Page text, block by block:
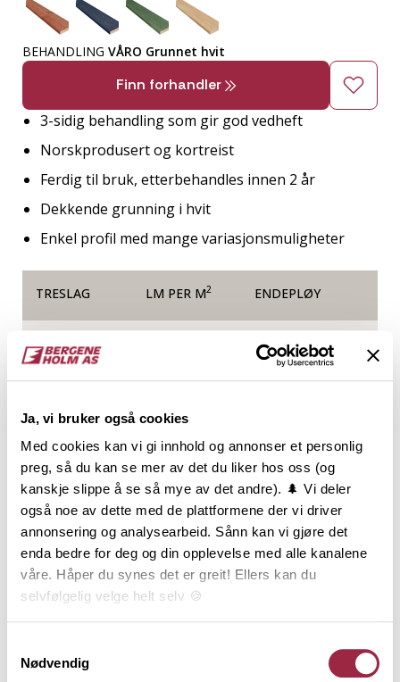
Ja, vi bruker også cookies
Med cookies kan vi gi innhold og annonser et personlig
preg, så du kan se mer av det du liker hos oss (og
kanskje slippe å se så mye av det andre). 🌲 Vi deler
også noe av dette med de plattformene der vi driver
annonsering og analysearbeid. Sånn kan vi gjøre det
enda bedre for deg og din opplevelse med alle kanalene
våre. Håper du synes det er greit! Ellers kan du
selvfølgelig velge helt selv 🍪
Nødvendig
BEHANDLING VÅRO Grunnet hvit
Finn forhandler
3-sidig behandling som gir god vedheft
Norskprodusert og kortreist
Ferdig til bruk, etterbehandles innen 2 år
Dekkende grunning i hvit
Enkel profil med mange variasjonsmuligheter
TRESLAG LM PER M2 ENDEPLØY
Gran
50403235
Produktinformasjon
Rektangulær kledning, ofte kalt
tømmermannskledning, har en utbredt tradisjon, og
er den klart vanligste kledningstypen i Norge.
mange dimensjonene, gir Rektangulær kledning et